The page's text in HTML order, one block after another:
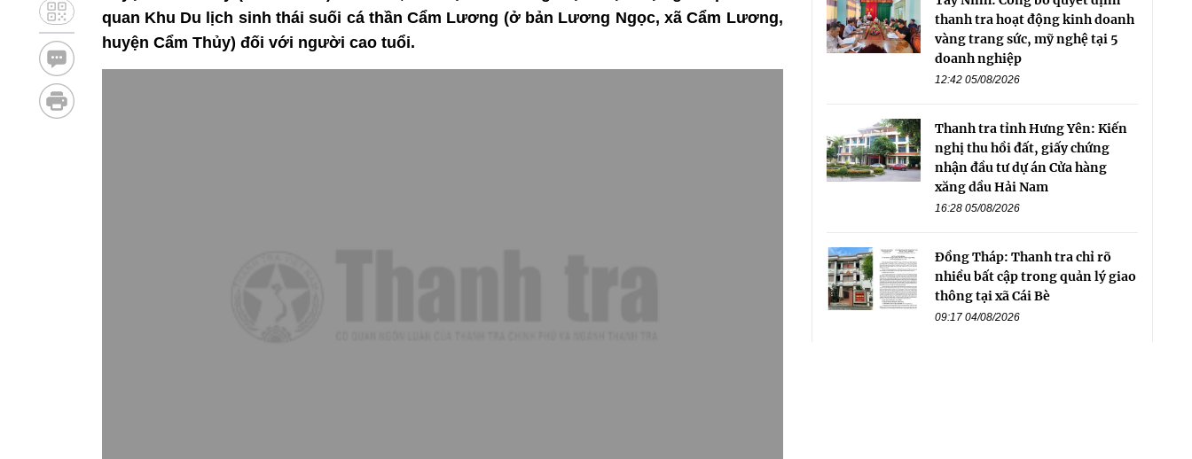
quan Khu Du lịch sinh thái suối cá thần Cẩm Lương (ở bản Lương Ngọc, xã Cẩm Lương,
huyện Cẩm Thủy) đối với người cao tuổi.
thanh tra hoạt động kinh doanh
vàng trang sức, mỹ nghệ tại 5
doanh nghiệp
12:42 05/08/2026
Thanh tra tỉnh Hưng Yên: Kiến
nghị thu hồi đất, giấy chứng
nhận đầu tư dự án Cửa hàng
xăng dầu Hải Nam
16:28 05/08/2026
Đồng Tháp: Thanh tra chỉ rõ
nhiều bất cập trong quản lý giao
thông tại xã Cái Bè
09:17 04/08/2026